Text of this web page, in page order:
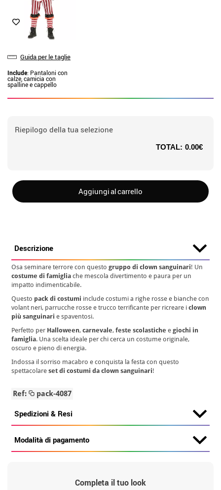
Guida per le taglie
Include: Pantaloni con
calze, camicia con
spalline e cappello
Riepilogo della tua selezione
TOTAL: 0.00€
Aggiungi al carrello
Descrizione
Osa seminare terrore con questogruppo di clown sanguinari! Un
costume di famiglia che mescola divertimento e paura per un
impatto indimenticabile.
Questo pack di costumi include costumi a righe rosse e bianche con
volant neri, parrucche rosse e trucco terrificante per ricreare iclown
più sanguinari e spaventosi.
Perfetto per Halloween,carnevale,feste scolastiche egiochi in
famiglia. Una scelta ideale per chi cerca un costume originale,
oscuro e pieno di energia.
Indossa il sorriso macabro e conquista la festa con questo
spettacolareset di costumi da clown sanguinari!
Ref: pack-4087
Spedizioni & Resi
Modalità di pagamento
Completa il tuo look